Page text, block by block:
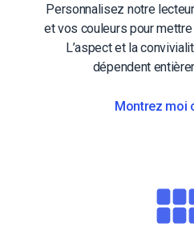
Personnalisez notre
et vos couleurs pour mettre
L’aspect et la
dépendent
Montrez moi